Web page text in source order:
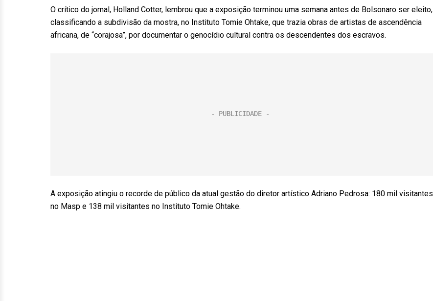
O crítico do jornal, Holland Cotter, lembrou que a exposição terminou uma semana antes de Bolsonaro ser eleito,
classificando a subdivisão da mostra, no Instituto Tomie Ohtake, que trazia obras de artistas de ascendência
africana, de “corajosa”, por documentar o genocídio cultural contra os descendentes dos escravos.
A exposição atingiu o recorde de público da atual gestão do diretor artístico Adriano Pedrosa: 180 mil visitantes
no Masp e 138 mil visitantes no Instituto Tomie Ohtake.